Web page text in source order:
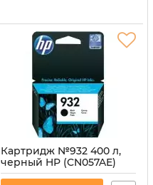
Картридж №932 400 л,
черный HP (CN057AE)
Артикул:CI-HP-CN057AE-B